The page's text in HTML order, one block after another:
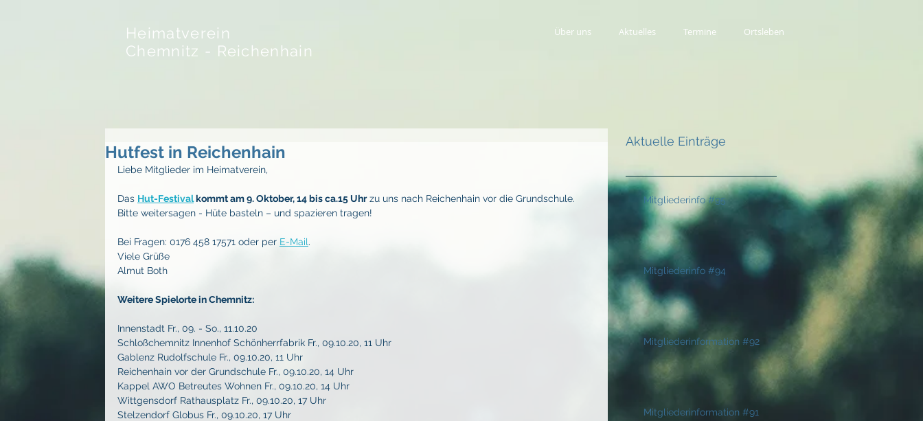
Heimatverein
Chemnitz - Reichenhain
Über uns Aktuelles Termine Ortsleben
Hutfest in Reichenhain
Liebe Mitglieder im Heimatverein,
Das Hut-Festival kommt am 9. Oktober, 14 bis ca.15 Uhr zu uns nach Reichenhain vor die Grundschule.
Bitte weitersagen - Hüte basteln – und spazieren tragen!
Bei Fragen: 0176 458 17571 oder per E-Mail.
Viele Grüße
Almut Both
Weitere Spielorte in Chemnitz:
Innenstadt Fr., 09. - So., 11.10.20
Schloßchemnitz Innenhof Schönherrfabrik Fr., 09.10.20, 11 Uhr
Gablenz Rudolfschule Fr., 09.10.20, 11 Uhr
Reichenhain vor der Grundschule Fr., 09.10.20, 14 Uhr
Kappel AWO Betreutes Wohnen Fr., 09.10.20, 14 Uhr
Wittgensdorf Rathausplatz Fr., 09.10.20, 17 Uhr
Stelzendorf Globus Fr., 09.10.20, 17 Uhr
Aktuelle Einträge
Mitgliederinfo #95
Mitgliederinfo #94
Mitgliederinformation #92
Mitgliederinformation #91